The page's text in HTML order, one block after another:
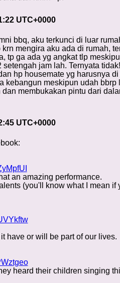
UTC+0000
bbq, aku terkunci di luar
mengira aku ada di rumah,
tp ga ada yg angkat tlp
jam lah. Ternyata
hp housemate yg harusnya
kebangun meskipun udah
membukakan pintu dari
UTC+0000
an amazing performance.
(you'll know what I mean
have or will be part of our lives.
heard their children singing